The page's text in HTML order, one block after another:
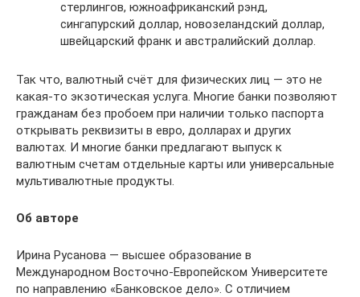
стерлингов, южноафриканский рэнд,
сингапурский доллар, новозеландский доллар,
швейцарский франк и австралийский доллар.
Так что, валютный счёт для физических лиц — это не
какая-то экзотическая услуга. Многие банки позволяют
гражданам без пробоем при наличии только паспорта
открывать реквизиты в евро, долларах и других
валютах. И многие банки предлагают выпуск к
валютным счетам отдельные карты или универсальные
мультивалютные продукты.
Об авторе
Ирина Русанова — высшее образование в
Международном Восточно-Европейском Университете
по направлению «Банковское дело». С отличием